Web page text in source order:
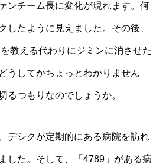
ンチーム長に変化が現れます。何
したように見えました。その後、
教える代わりにジミンに消させた
うしてかちょっとわかりません
るつもりなのでしょうか。
デシクが定期的にある病院を訪れ
した。そして、「4789」がある病